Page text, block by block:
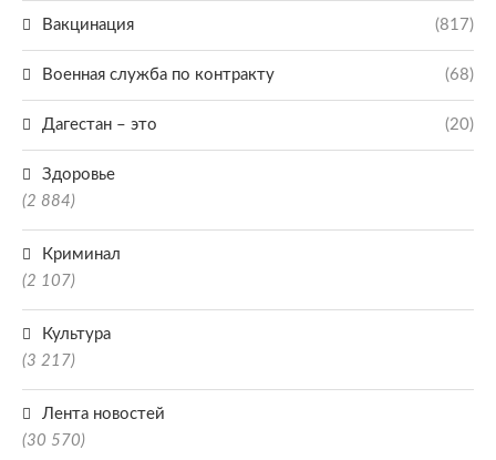
Вакцинация (817)
Военная служба по контракту (68)
Дагестан – это (20)
Здоровье
(2 884)
Криминал
(2 107)
Культура
(3 217)
Лента новостей
(30 570)